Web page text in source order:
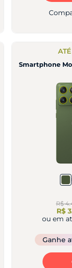
Smartphone
R$
R$
ou em
Ganhe